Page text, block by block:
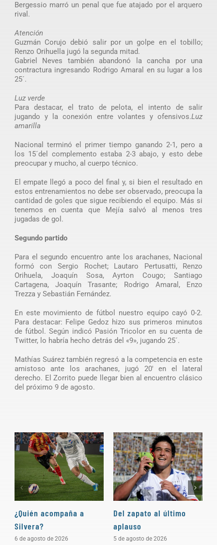
Bergessio marró un penal que fue atajado por el arquero
rival.
Atención
Guzmán Corujo debió salir por un golpe en el tobillo;
Renzo Orihuella jugó la segunda mitad.
Gabriel Neves también abandonó la cancha por una
contractura ingresando Rodrigo Amaral en su lugar a los
25´.
Luz verde
Para destacar, el trato de pelota, el intento de salir
jugando y la conexión entre volantes y ofensivos.Luz
amarilla
Nacional terminó el primer tiempo ganando 2-1, pero a
los 15´del complemento estaba 2-3 abajo, y esto debe
preocupar y mucho, al cuerpo técnico.
El empate llegó a poco del final y, si bien el resultado en
estos entrenamientos no debe ser observado, preocupa la
cantidad de goles que sigue recibiendo el equipo. Más si
tenemos en cuenta que Mejía salvó al menos tres
jugadas de gol.
Segundo partido
Para el segundo encuentro ante los arachanes, Nacional
formó con Sergio Rochet; Lautaro Pertusatti, Renzo
Orihuela, Joaquín Sosa, Ayrton Cougo; Santiago
Cartagena, Joaquín Trasante; Rodrigo Amaral, Enzo
Trezza y Sebastián Fernández.
En este movimiento de fútbol nuestro equipo cayó 0-2.
Para destacar: Felipe Gedoz hizo sus primeros minutos
de fútbol. Según indicó Pasión Tricolor en su cuenta de
Twitter, lo habría hecho detrás del «9», jugando 25´.
Mathías Suárez también regresó a la competencia en este
amistoso ante los arachanes, jugó 20′ en el lateral
derecho. El Zorrito puede llegar bien al encuentro clásico
del próximo 9 de agosto.
¿Quién acompaña a
Silvera?
6 de agosto de 2026
Del zapato al último
aplauso
5 de agosto de 2026